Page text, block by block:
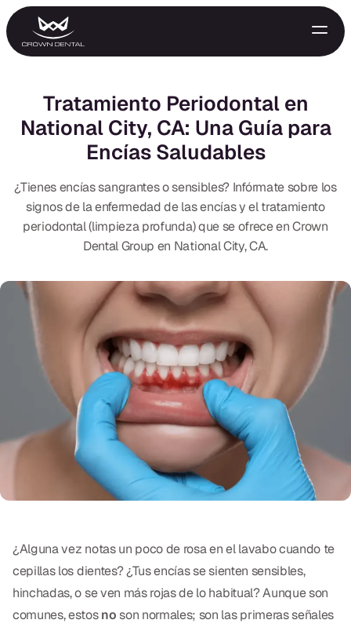
GENERAL
Extracciones
Protectores Nocturnos
Exámenes Orales
Tratamiento Periodontal
Programa Preventivo
Tratamiento de Conducto
Protectores Bucales Deportivos
RESTAURATIVO
All-on-4
All-on-6
Tratamiento Periodontal en
National City, CA: Una Guía para
Encías Saludables
¿Tienes encías sangrantes o sensibles? Infórmate sobre los
signos de la enfermedad de las encías y el tratamiento
periodontal (limpieza profunda) que se ofrece en Crown
Dental Group en National City, CA.
¿Alguna vez notas un poco de rosa en el lavabo cuando te
cepillas los dientes? ¿Tus encías se sienten sensibles,
hinchadas, o se ven más rojas de lo habitual? Aunque son
comunes, estosnoson normales; son las primeras señales